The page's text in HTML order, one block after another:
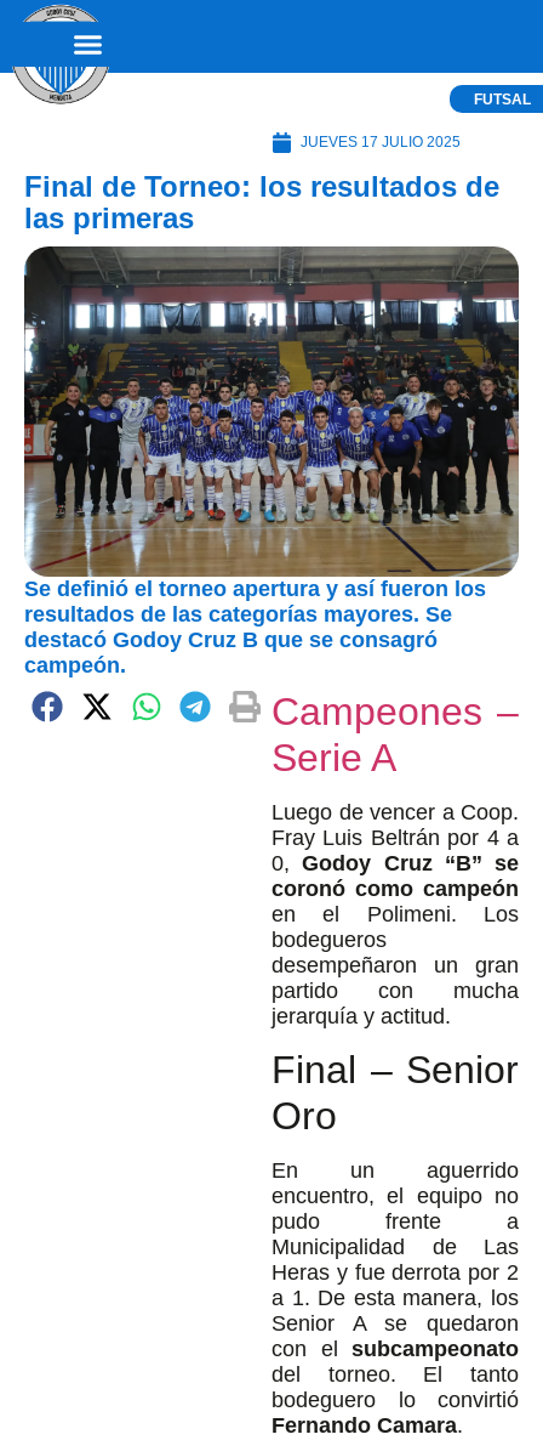
FUTSAL
JUEVES 17 JULIO 2025
Final de Torneo: los resultados de
las primeras
Se definió el torneo apertura y así fueron los
resultados de las categorías mayores. Se
destacó Godoy Cruz B que se consagró
campeón.
Campeones –
Serie A
Luego de vencer a Coop.
Fray Luis Beltrán por 4 a
0,Godoy Cruz “B” se
coronó como campeón
en el Polimeni. Los
bodegueros
desempeñaron un gran
partido con mucha
jerarquía y actitud.
Final – Senior
Oro
En un aguerrido
encuentro, el equipo no
pudo frente a
Municipalidad de Las
Heras y fue derrota por 2
a 1. De esta manera, los
Senior A se quedaron
con el subcampeonato
del torneo. El tanto
bodeguero lo convirtió
Fernando Camara.